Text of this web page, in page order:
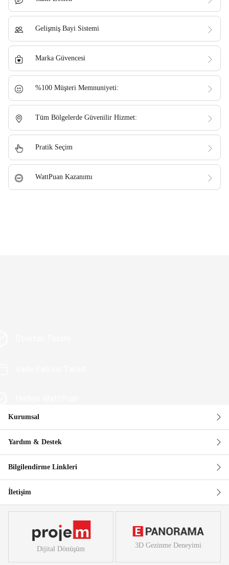
Gelişmiş Bayi Sistemi
Marka Güvencesi
%100 Müşteri Memnuniyeti:
Tüm Bölgelerde Güvenilir Hizmet:
Pratik Seçim
WattPuan Kazanımı
Güvenli Alışveriş
Kurumsal
Yardım & Destek
Bilgilendirme Linkleri
İletişim
Dijital Dönüşüm 3D Gezinme Deneyimi